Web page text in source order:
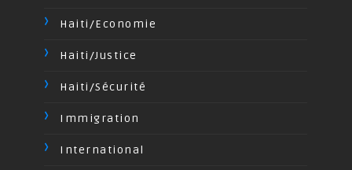
Haiti/Economie
Haiti/Justice
Haiti/Sécurité
Immigration
International